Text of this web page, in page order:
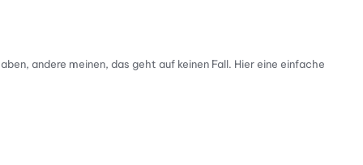
andere meinen, das geht auf keinen Fall. Hier eine einfache